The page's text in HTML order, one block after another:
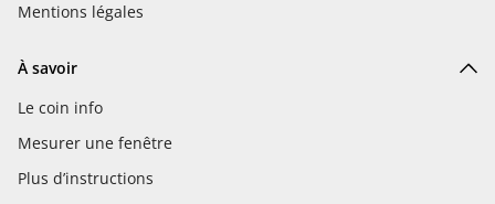
Mentions légales
À savoir
Le coin info
Mesurer une fenêtre
Plus d’instructions